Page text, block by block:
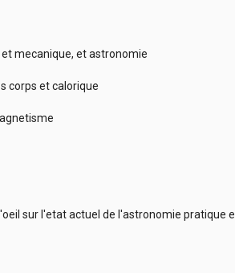
mecanique, et astronomie
corps et calorique
sur l'etat actuel de l'astronomie pratique